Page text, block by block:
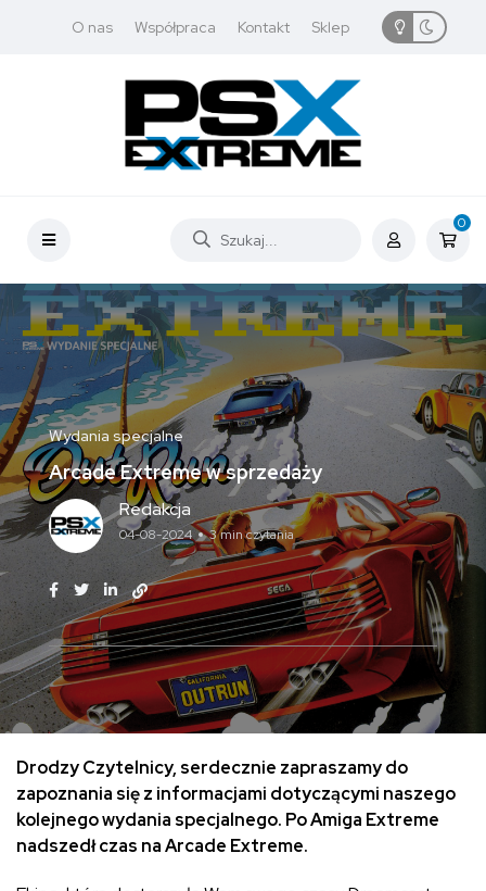
O nas Współpraca Kontakt Sklep
0
Wydania specjalne
Arcade Extreme w sprzedaży
Redakcja
04-08-2024 3 min czytania
Drodzy Czytelnicy, serdecznie zapraszamy do
zapoznania się z informacjami dotyczącymi naszego
kolejnego wydania specjalnego. Po Amiga Extreme
nadszedł czas na Arcade Extreme.